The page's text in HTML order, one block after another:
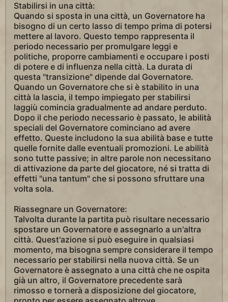
Stabilirsi in una città:
Quando si sposta in una città, un Governatore ha
bisogno di un certo lasso di tempo prima di potersi
mettere al lavoro. Questo tempo rappresenta il
periodo necessario per promulgare leggi e
politiche, proporre cambiamenti e occupare i posti
di potere e di influenza nella città. La durata di
questa "transizione" dipende dal Governatore.
Quando un Governatore che si è stabilito in una
città la lascia, il tempo impiegato per stabilirsi
laggiù comincia gradualmente ad andare perduto.
Dopo il che periodo necessario è passato, le abilità
speciali del Governatore cominciano ad avere
effetto. Queste includono la sua abilità base e tutte
quelle fornite dalle eventuali promozioni. Le abilità
sono tutte passive; in altre parole non necessitano
di attivazione da parte del giocatore, né si tratta di
effetti "una tantum" che si possono sfruttare una
volta sola.
Riassegnare un Governatore:
Talvolta durante la partita può risultare necessario
spostare un Governatore e assegnarlo a un'altra
città. Quest'azione si può eseguire in qualsiasi
momento, ma bisogna sempre considerare il tempo
necessario per stabilirsi nella nuova città. Se un
Governatore è assegnato a una città che ne ospita
già un altro, il Governatore precedente sarà
rimosso e tornerà a disposizione del giocatore,